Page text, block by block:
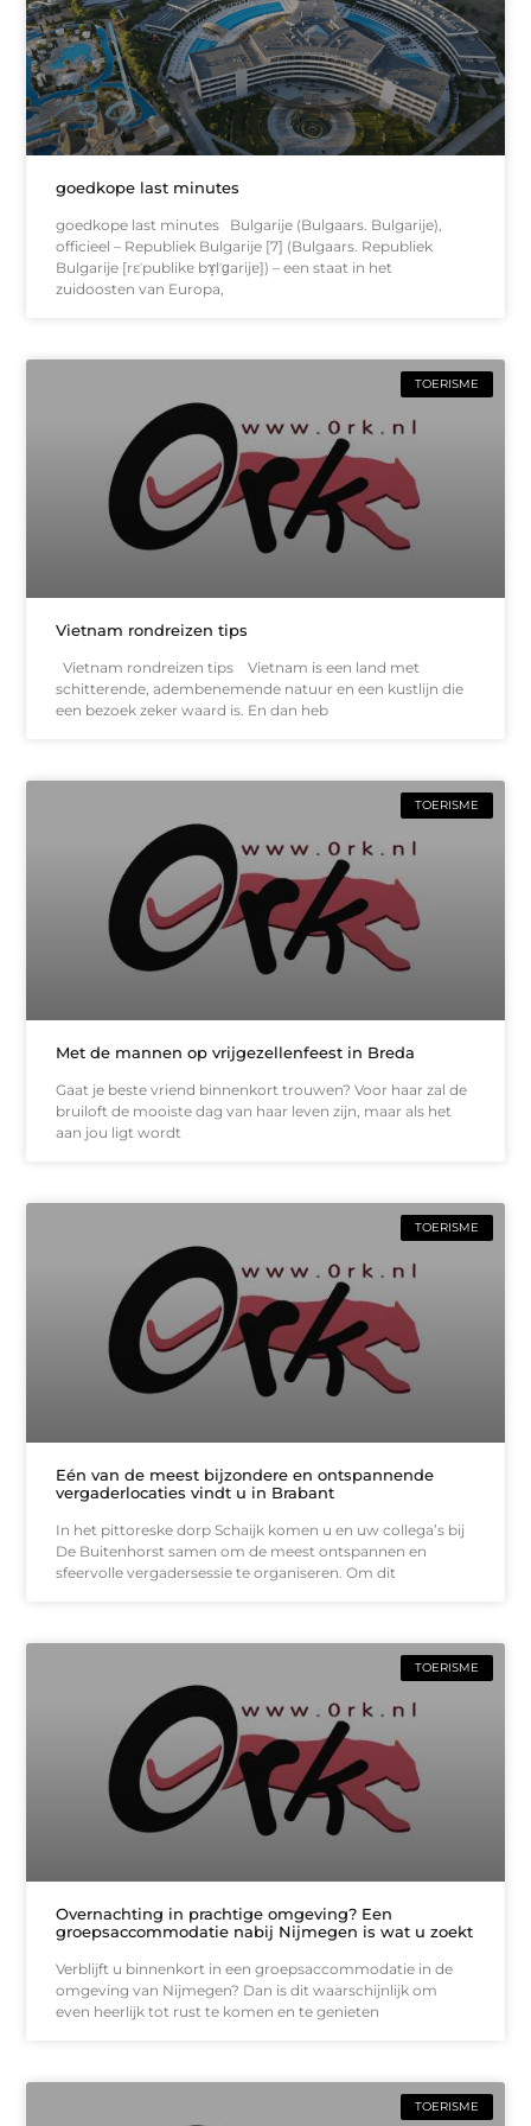
goedkope last minutes
goedkope last minutes Bulgarije (Bulgaars. Bulgarije),
officieel – Republiek Bulgarije [7] (Bulgaars. Republiek
Bulgarije [rɛˈpublikɐ bɤ̞lˈɡarijɐ]) – een staat in het
zuidoosten van Europa,
TOERISME
Vietnam rondreizen tips
Vietnam rondreizen tips Vietnam is een land met
schitterende, adembenemende natuur en een kustlijn die
een bezoek zeker waard is. En dan heb
TOERISME
Met de mannen op vrijgezellenfeest in Breda
Gaat je beste vriend binnenkort trouwen? Voor haar zal de
bruiloft de mooiste dag van haar leven zijn, maar als het
aan jou ligt wordt
TOERISME
Eén van de meest bijzondere en ontspannende
vergaderlocaties vindt u in Brabant
In het pittoreske dorp Schaijk komen u en uw collega’s bij
De Buitenhorst samen om de meest ontspannen en
sfeervolle vergadersessie te organiseren. Om dit
TOERISME
Overnachting in prachtige omgeving? Een
groepsaccommodatie nabij Nijmegen is wat u zoekt
Verblijft u binnenkort in een groepsaccommodatie in de
omgeving van Nijmegen? Dan is dit waarschijnlijk om
even heerlijk tot rust te komen en te genieten
TOERISME